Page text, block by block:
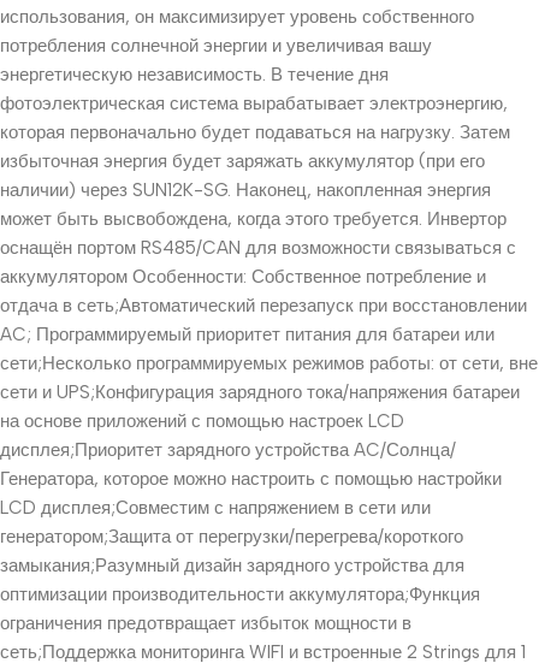
использования, он максимизирует уровень собственного
потребления солнечной энергии и увеличивая вашу
энергетическую независимость. В течение дня
фотоэлектрическая система вырабатывает электроэнергию,
которая первоначально будет подаваться на нагрузку. Затем
избыточная энергия будет заряжать аккумулятор (при его
наличии) через SUN12K-SG. Наконец, накопленная энергия
может быть высвобождена, когда этого требуется. Инвертор
оснащён портом RS485/CAN для возможности связываться с
аккумулятором Особенности: Собственное потребление и
отдача в сеть;Автоматический перезапуск при восстановлении
AC; Программируемый приоритет питания для батареи или
сети;Несколько программируемых режимов работы: от сети, вне
сети и UPS;Конфигурация зарядного тока/напряжения батареи
на основе приложений с помощью настроек LCD
дисплея;Приоритет зарядного устройства AC/Солнца/
Генератора, которое можно настроить с помощью настройки
LCD дисплея;Совместим с напряжением в сети или
генератором;Защита от перегрузки/перегрева/короткого
замыкания;Разумный дизайн зарядного устройства для
оптимизации производительности аккумулятора;Функция
ограничения предотвращает избыток мощности в
сеть;Поддержка мониторинга WIFI и встроенные 2 Strings для 1